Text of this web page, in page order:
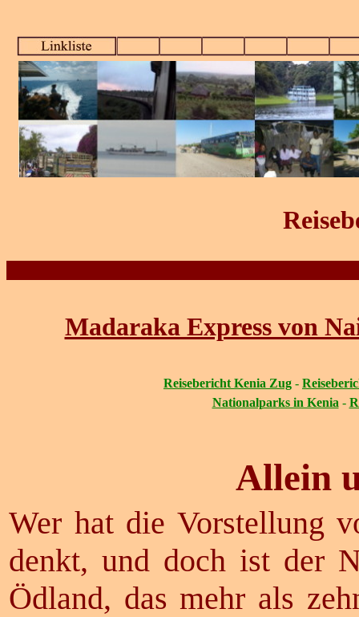
Madaraka Express von
Reisebericht Kenia Zug -
Nationalparks in Kenia -
Allein
Wer hat die Vorstellung
denkt, und doch ist der
Ödland, das mehr als